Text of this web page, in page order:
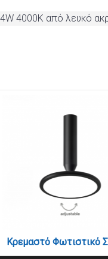
4000K από λευκό